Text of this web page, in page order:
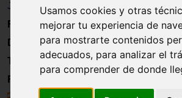
Usamos cookies y otras
mejorar tu experiencia de
para mostrarte contenidos
adecuados, para analizar el
para comprender de donde
Juguetes
Formación
Directorio
Trabajo
Registro